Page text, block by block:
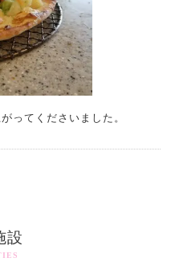
ってくださいました。
設